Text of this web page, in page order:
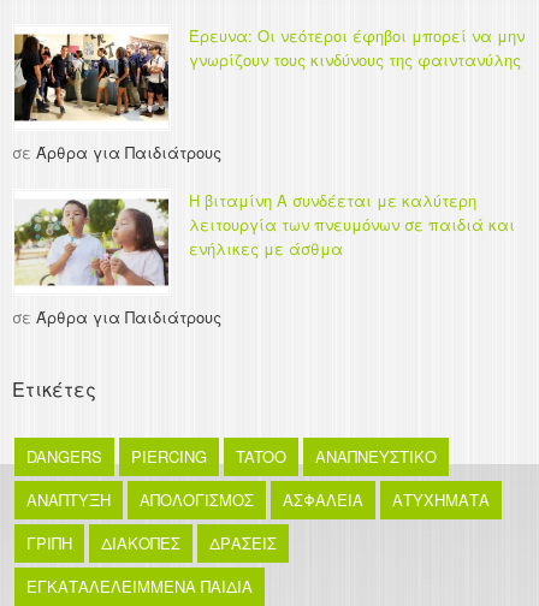
Έρευνα: Οι νεότεροι έφηβοι μπορεί να μην
γνωρίζουν τους κινδύνους της φαιντανύλης
σε Άρθρα για Παιδιάτρους
Η βιταμίνη Α συνδέεται με καλύτερη
λειτουργία των πνευμόνων σε παιδιά και
ενήλικες με άσθμα
σε Άρθρα για Παιδιάτρους
Ετικέτες
DANGERS PIERCING TATOO
ΑΝΑΠΝΕΥΣΤΙΚΟ
ΑΝΑΠΤΥΞΗ
ΑΠΟΛΟΓΙΣΜΟΣ ΑΣΦΑΛΕΙΑ
ΑΤΥΧΗΜΑΤΑ
ΓΡΙΠΗ
ΔΙΑΚΟΠΕΣ
ΔΡΑΣΕΙΣ
ΕΓΚΑΤΑΛΕΛΕΙΜΜΕΝΑ ΠΑΙΔΙΑ